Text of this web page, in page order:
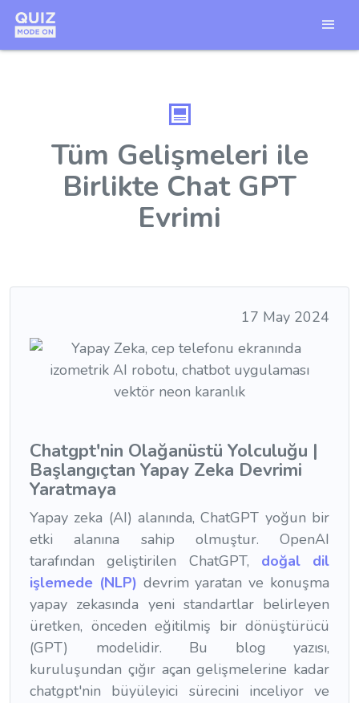
Tüm Gelişmeleri ile
Birlikte Chat GPT
Evrimi
17 May 2024
Chatgpt'nin Olağanüstü Yolculuğu |
Başlangıçtan Yapay Zeka Devrimi
Yaratmaya
Yapay zeka (AI) alanında, ChatGPT yoğun bir
etki alanına sahip olmuştur. OpenAI
tarafından geliştirilen ChatGPT, doğal dil
işlemede (NLP) devrim yaratan ve konuşma
yapay zekasında yeni standartlar belirleyen
üretken, önceden eğitilmiş bir dönüştürücü
(GPT) modelidir. Bu blog yazısı,
kuruluşundan çığır açan gelişmelerine kadar
chatgpt'nin büyüleyici sürecini inceliyor ve